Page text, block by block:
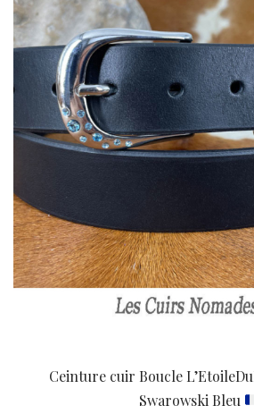
Ceinture cuir Boucle
Swarowski Bleu